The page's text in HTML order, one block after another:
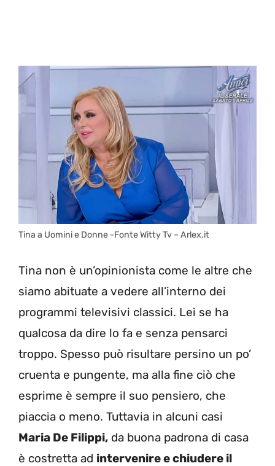
Tina a Uomini e Donne -Fonte Witty Tv – Arlex.it
Tina non è un’opinionista come le altre che
siamo abituate a vedere all’interno dei
programmi televisivi classici. Lei se ha
qualcosa da dire lo fa e senza pensarci
troppo. Spesso può risultare persino un po’
cruenta e pungente, ma alla fine ciò che
esprime è sempre il suo pensiero, che
piaccia o meno. Tuttavia in alcuni casi
Maria De Filippi, da buona padrona di casa
è costretta ad intervenire e chiudere il